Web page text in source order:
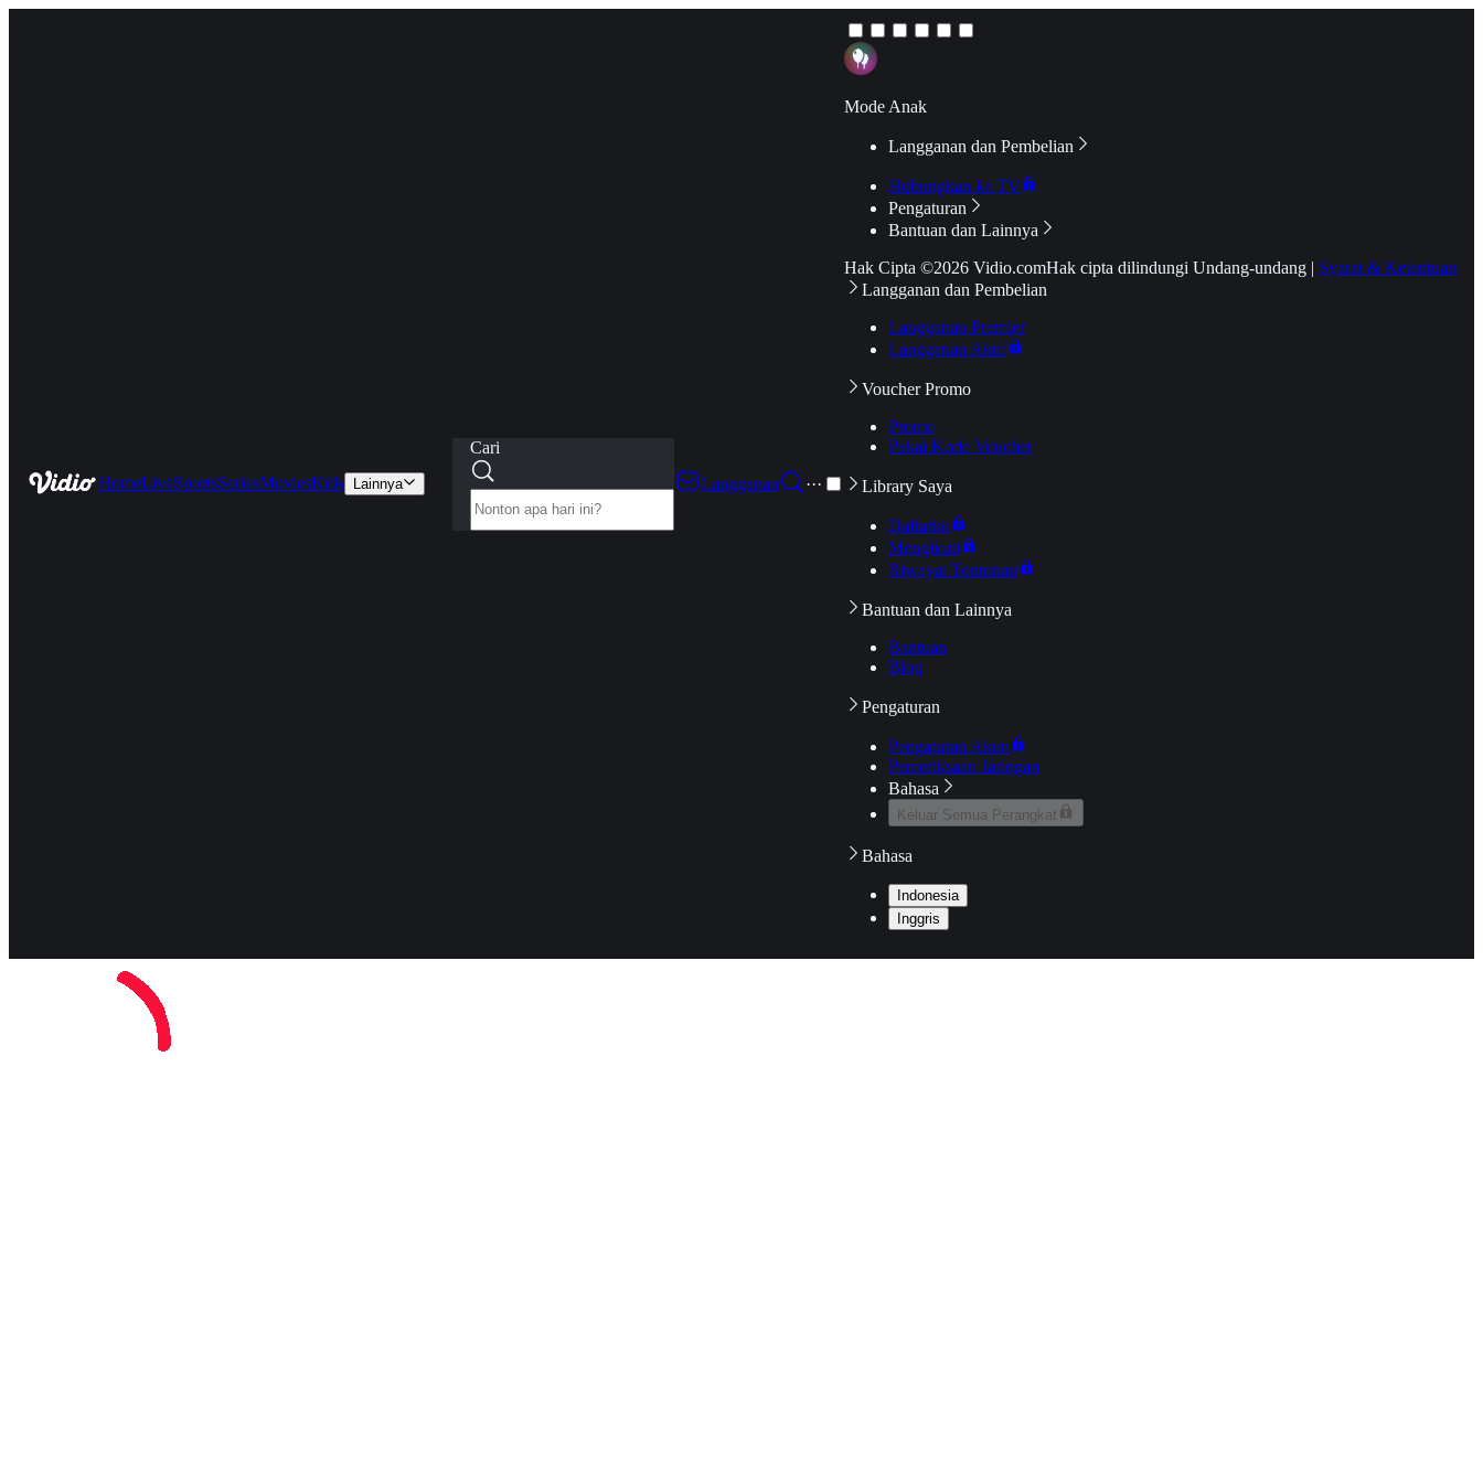
HomeLiveSportsSeriesMoviesKids Lainnya
Cari
Langganan
···
Mode Anak
Langganan dan Pembelian
Hubungkan ke TV
Pengaturan
Bantuan dan Lainnya
Hak Cipta ©2026 Vidio.comHak cipta dilindungi Undang-undang | Syarat & Ketentuan
Langganan dan Pembelian
Langganan Premier
Langganan Aktif
Voucher Promo
Promo
Pakai Kode Voucher
Library Saya
Daftarku
Mengikuti
Riwayat Tontonan
Bantuan dan Lainnya
Bantuan
Blog
Pengaturan
Pengaturan Akun
Pemeriksaan Jaringan
Bahasa
Keluar Semua Perangkat
Bahasa
Indonesia
Inggris